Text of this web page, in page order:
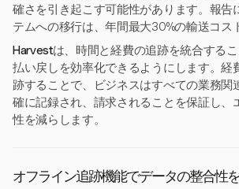
確さを引き起こす可能性があります。報告
テムへの移行は、年間最大30%の輸送コス
Harvestは、時間と経費の追跡を統合する
払い戻しを効率化できるようにします。経
跡することで、ビジネスはすべての業務関
確に記録され、請求されることを保証し、
性を減らします。
オフライン追跡機能でデータの整合性